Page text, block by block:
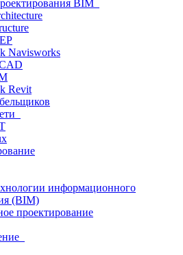
BIM
Navisworks
Revit
информационного
(BIM)
проектирование